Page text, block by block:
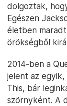
dolgoztak,
Egészen
életben
örökségből
2014-ben a
jelent az
This, bár
szörnyként. A